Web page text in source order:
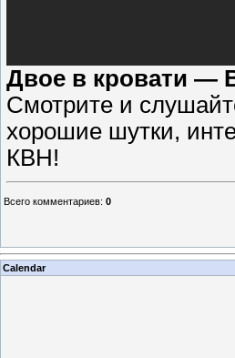
Двое в кровати —
Смотрите и
хорошие шутки,
КВН!
Всего комментариев: 0
Calendar